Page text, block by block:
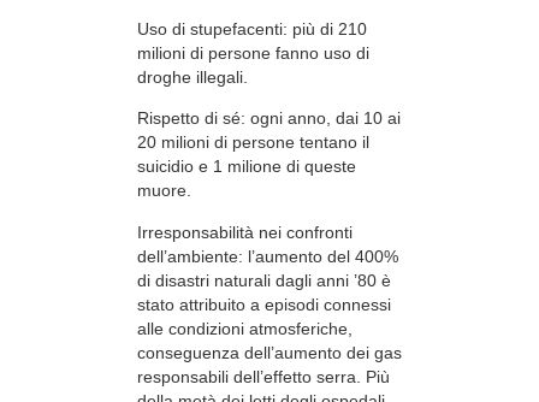
Uso di stupefacenti: più di 210
milioni di persone fanno uso di
droghe illegali.
Rispetto di sé: ogni anno, dai 10 ai
20 milioni di persone tentano il
suicidio e 1 milione di queste
muore.
Irresponsabilità nei confronti
dell’ambiente: l’aumento del 400%
di disastri naturali dagli anni ’80 è
stato attribuito a episodi connessi
alle condizioni atmosferiche,
conseguenza dell’aumento dei gas
responsabili dell’effetto serra. Più